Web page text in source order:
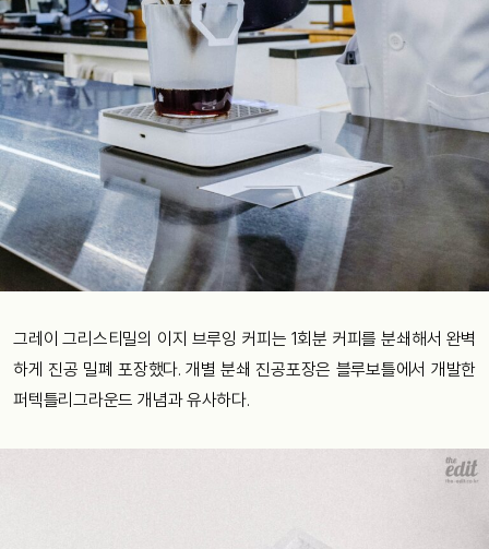
그레이 그리스티밀의 이지 브루잉 커피는 1회분 커피를 분쇄해서 완벽
하게 진공 밀폐 포장했다. 개별 분쇄 진공포장은 블루보틀에서 개발한
퍼텍틀리그라운드 개념과 유사하다.